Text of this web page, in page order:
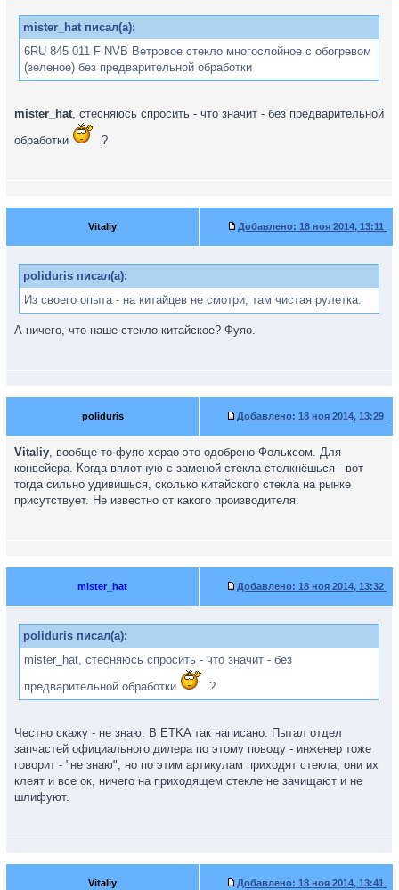
mister_hat писал(а):
6RU 845 011 F NVB Ветровое стекло многослойное с обогревом
(зеленое) без предварительной обработки
mister_hat, стесняюсь спросить - что значит - без предварительной
обработки
?
Vitaliy Добавлено: 18 ноя 2014, 13:11
poliduris писал(а):
Из своего опыта - на китайцев не смотри, там чистая рулетка.
А ничего, что наше стекло китайское? Фуяо.
poliduris Добавлено: 18 ноя 2014, 13:29
Vitaliy, вообще-то фуяо-херао это одобрено Фольксом. Для
конвейера. Когда вплотную с заменой стекла столкнёшься - вот
тогда сильно удивишься, сколько китайского стекла на рынке
присутствует. Не известно от какого производителя.
mister_hat Добавлено: 18 ноя 2014, 13:32
poliduris писал(а):
mister_hat, стесняюсь спросить - что значит - без
предварительной обработки
?
Честно скажу - не знаю. В ETKA так написано. Пытал отдел
запчастей официального дилера по этому поводу - инженер тоже
говорит - "не знаю"; но по этим артикулам приходят стекла, они их
клеят и все ок, ничего на приходящем стекле не зачищают и не
шлифуют.
Vitaliy Добавлено: 18 ноя 2014, 13:41